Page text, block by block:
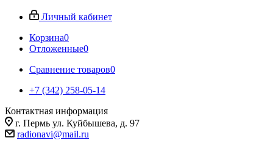
Личный кабинет
Корзина0
Отложенные0
Сравнение товаров0
+7 (342) 258-05-14
Контактная информация
г. Пермь ул. Куйбышева, д. 97
radionavi@mail.ru